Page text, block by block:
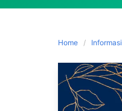
Home Informasi